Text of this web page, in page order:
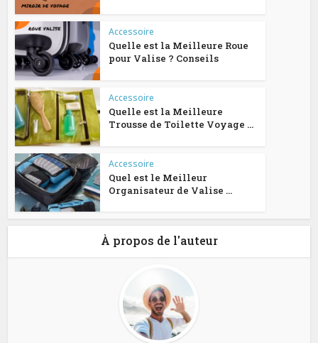
Accessoire
Quelle est la Meilleure Roue
pour Valise ? Conseils
Accessoire
Quelle est la Meilleure
Trousse de Toilette Voyage ...
Accessoire
Quel est le Meilleur
Organisateur de Valise ...
À propos de l'auteur